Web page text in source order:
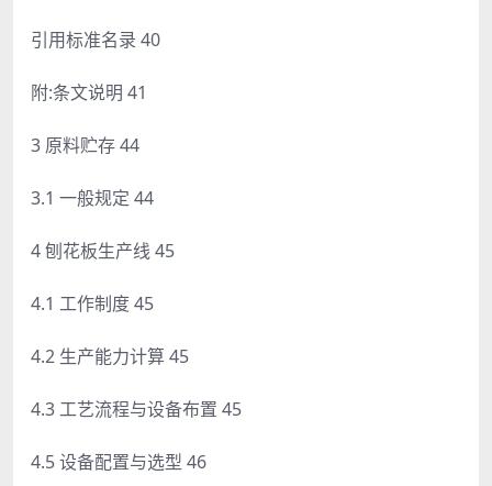
引用标准名录 40
附:条文说明 41
3 原料贮存 44
3.1 一般规定 44
4 刨花板生产线 45
4.1 工作制度 45
4.2 生产能力计算 45
4.3 工艺流程与设备布置 45
4.5 设备配置与选型 46